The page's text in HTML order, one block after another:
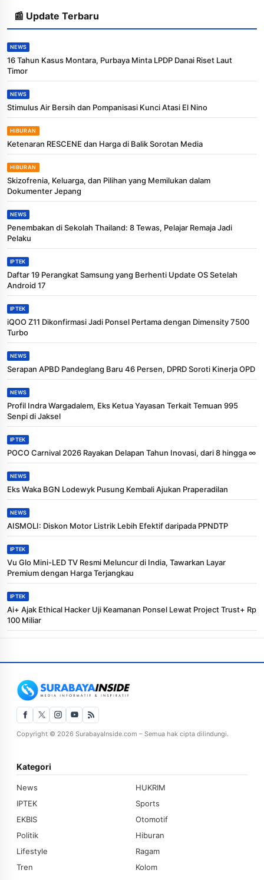
📰 Update Terbaru
NEWS
16 Tahun Kasus Montara, Purbaya Minta LPDP Danai Riset Laut
Timor
NEWS
Stimulus Air Bersih dan Pompanisasi Kunci Atasi El Nino
HIBURAN
Ketenaran RESCENE dan Harga di Balik Sorotan Media
HIBURAN
Skizofrenia, Keluarga, dan Pilihan yang Memilukan dalam
Dokumenter Jepang
NEWS
Penembakan di Sekolah Thailand: 8 Tewas, Pelajar Remaja Jadi
Pelaku
IPTEK
Daftar 19 Perangkat Samsung yang Berhenti Update OS Setelah
Android 17
IPTEK
iQOO Z11 Dikonfirmasi Jadi Ponsel Pertama dengan Dimensity 7500
Turbo
NEWS
Serapan APBD Pandeglang Baru 46 Persen, DPRD Soroti Kinerja OPD
NEWS
Profil Indra Wargadalem, Eks Ketua Yayasan Terkait Temuan 995
Senpi di Jaksel
IPTEK
POCO Carnival 2026 Rayakan Delapan Tahun Inovasi, dari 8 hingga ∞
NEWS
Eks Waka BGN Lodewyk Pusung Kembali Ajukan Praperadilan
NEWS
AISMOLI: Diskon Motor Listrik Lebih Efektif daripada PPNDTP
IPTEK
Vu Glo Mini-LED TV Resmi Meluncur di India, Tawarkan Layar
Premium dengan Harga Terjangkau
IPTEK
Ai+ Ajak Ethical Hacker Uji Keamanan Ponsel Lewat Project Trust+ Rp
100 Miliar
Copyright © 2026 SurabayaInside.com – Semua hak cipta dilindungi.
Kategori
News
HUKRIM
IPTEK
Sports
EKBIS
Otomotif
Politik
Hiburan
Lifestyle
Ragam
Tren
Kolom